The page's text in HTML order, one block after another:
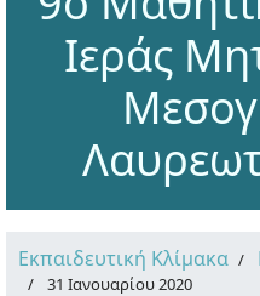
Ιεράς
Εκπαιδευτική Κλίμακα
31 Ιανουαρίου 2020